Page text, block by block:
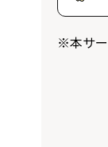
※本サー